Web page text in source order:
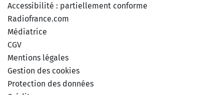
Accessibilité : partiellement conforme
Radiofrance.com
Médiatrice
CGV
Mentions légales
Gestion des cookies
Protection des données